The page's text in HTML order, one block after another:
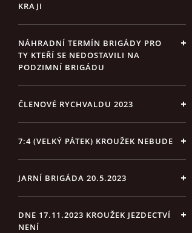
KRAJI
NÁHRADNÍ TERMÍN BRIGÁDY PRO
TY KTEŘÍ SE NEDOSTAVILI NA
PODZIMNÍ BRIGÁDU
ČLENOVÉ RYCHVALDU 2023
7:4 (VELKÝ PÁTEK) KROUŽEK NEBUDE
JARNÍ BRIGÁDA 20.5.2023
DNE 17.11.2023 KROUŽEK JEZDECTVÍ
NENÍ